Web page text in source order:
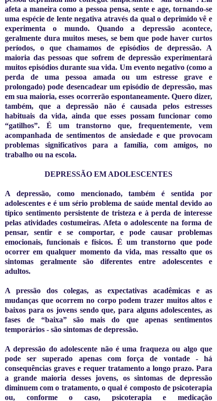
afeta a maneira como a pessoa pensa, sente e age, tornando-se
uma espécie de lente negativa através da qual o deprimido vê e
experimenta o mundo. Quando a depressão acontece,
geralmente dura muitos meses, se bem que pode haver curtos
períodos, o que chamamos de episódios de depressão. A
maioria das pessoas que sofrem de depressão experimentará
muitos episódios durante sua vida. Um evento negativo (como a
perda de uma pessoa amada ou um estresse grave e
prolongado) pode desencadear um episódio de depressão, mas
em sua maioria, esses ocorrerão espontaneamente. Quero dizer,
também, que a depressão não é causada pelos estresses
habituais da vida, ainda que esses possam funcionar como
“gatilhos”. É um transtorno que, frequentemente, vem
acompanhada de sentimentos de ansiedade e que provocam
problemas significativos para a família, com amigos, no
trabalho ou na escola.
DEPRESSÃO EM ADOLESCENTES
A depressão, como mencionado, também é sentida por
adolescentes e é um sério problema de saúde mental devido ao
típico sentimento persistente de tristeza e à perda de interesse
pelas atividades costumeiras. Afeta o adolescente na forma de
pensar, sentir e se comportar, e pode causar problemas
emocionais, funcionais e físicos. É um transtorno que pode
ocorrer em qualquer momento da vida, mas ressalto que os
sintomas geralmente são diferentes entre adolescentes e
adultos.
A pressão dos colegas, as expectativas acadêmicas e as
mudanças que ocorrem no corpo podem trazer muitos altos e
baixos para os jovens sendo que, para alguns adolescentes, as
fases de “baixa” são mais do que apenas sentimentos
temporários - são sintomas de depressão.
A depressão do adolescente não é uma fraqueza ou algo que
pode ser superado apenas com força de vontade -há
consequências graves e requer tratamento a longo prazo. Para
a grande maioria desses jovens, os sintomas de depressão
diminuem com o tratamento, o qual é composto de psicoterapia
ou, conforme o caso, psicoterapia e medicação